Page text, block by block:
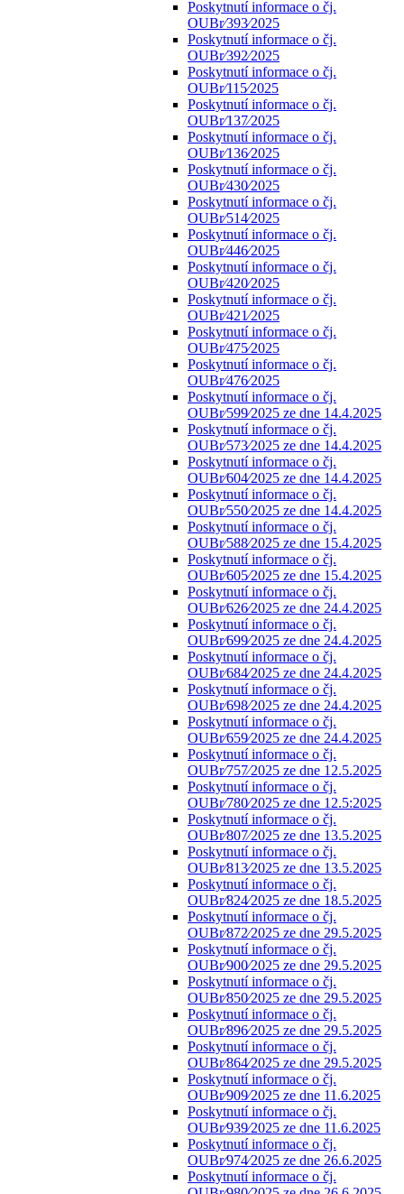
Poskytnutí informace o čj.
OUBr⁄393⁄2025
Poskytnutí informace o čj.
OUBr⁄392⁄2025
Poskytnutí informace o čj.
OUBr⁄115⁄2025
Poskytnutí informace o čj.
OUBr⁄137⁄2025
Poskytnutí informace o čj.
OUBr⁄136⁄2025
Poskytnutí informace o čj.
OUBr⁄430⁄2025
Poskytnutí informace o čj.
OUBr⁄514⁄2025
Poskytnutí informace o čj.
OUBr⁄446⁄2025
Poskytnutí informace o čj.
OUBr⁄420⁄2025
Poskytnutí informace o čj.
OUBr⁄421⁄2025
Poskytnutí informace o čj.
OUBr⁄475⁄2025
Poskytnutí informace o čj.
OUBr⁄476⁄2025
Poskytnutí informace o čj.
OUBr⁄599⁄2025 ze dne 14.4.2025
Poskytnutí informace o čj.
OUBr⁄573⁄2025 ze dne 14.4.2025
Poskytnutí informace o čj.
OUBr⁄604⁄2025 ze dne 14.4.2025
Poskytnutí informace o čj.
OUBr⁄550⁄2025 ze dne 14.4.2025
Poskytnutí informace o čj.
OUBr⁄588⁄2025 ze dne 15.4.2025
Poskytnutí informace o čj.
OUBr⁄605⁄2025 ze dne 15.4.2025
Poskytnutí informace o čj.
OUBr⁄626⁄2025 ze dne 24.4.2025
Poskytnutí informace o čj.
OUBr⁄699⁄2025 ze dne 24.4.2025
Poskytnutí informace o čj.
OUBr⁄684⁄2025 ze dne 24.4.2025
Poskytnutí informace o čj.
OUBr⁄698⁄2025 ze dne 24.4.2025
Poskytnutí informace o čj.
OUBr⁄659⁄2025 ze dne 24.4.2025
Poskytnutí informace o čj.
OUBr⁄757⁄2025 ze dne 12.5.2025
Poskytnutí informace o čj.
OUBr⁄780⁄2025 ze dne 12.5:2025
Poskytnutí informace o čj.
OUBr⁄807⁄2025 ze dne 13.5.2025
Poskytnutí informace o čj.
OUBr⁄813⁄2025 ze dne 13.5.2025
Poskytnutí informace o čj.
OUBr⁄824⁄2025 ze dne 18.5.2025
Poskytnutí informace o čj.
OUBr⁄872⁄2025 ze dne 29.5.2025
Poskytnutí informace o čj.
OUBr⁄900⁄2025 ze dne 29.5.2025
Poskytnutí informace o čj.
OUBr⁄850⁄2025 ze dne 29.5.2025
Poskytnutí informace o čj.
OUBr⁄896⁄2025 ze dne 29.5.2025
Poskytnutí informace o čj.
OUBr⁄864⁄2025 ze dne 29.5.2025
Poskytnutí informace o čj.
OUBr⁄909⁄2025 ze dne 11.6.2025
Poskytnutí informace o čj.
OUBr⁄939⁄2025 ze dne 11.6.2025
Poskytnutí informace o čj.
OUBr⁄974⁄2025 ze dne 26.6.2025
Poskytnutí informace o čj.